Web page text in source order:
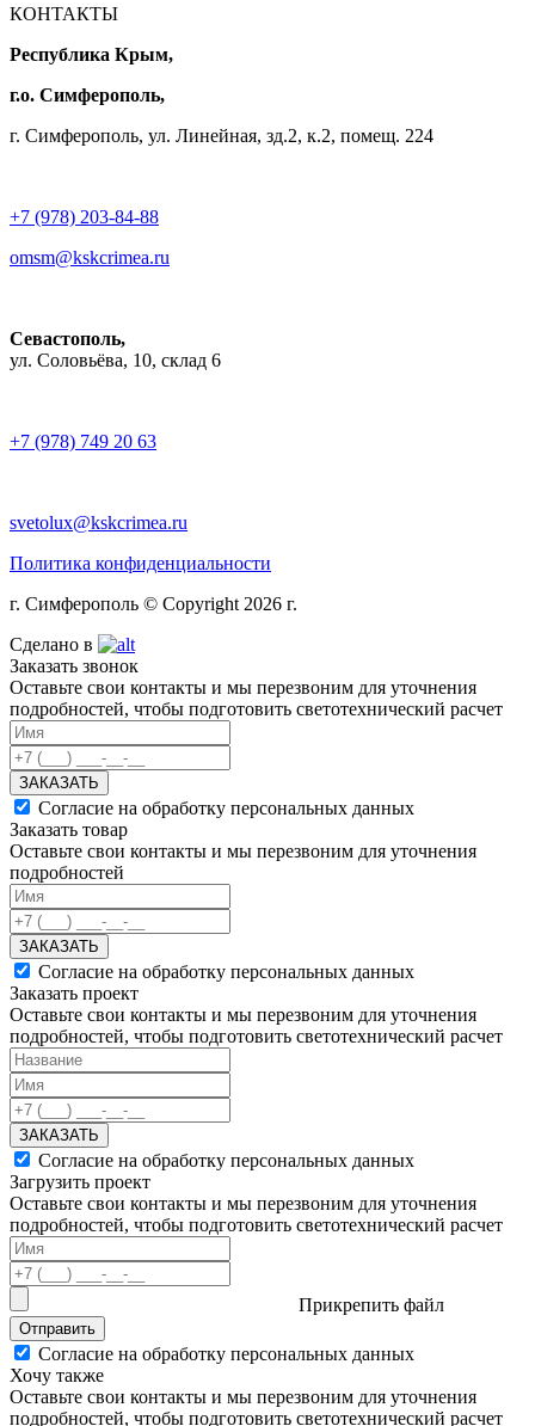
КОНТАКТЫ
Республика Крым,
г.о. Симферополь,
г. Симферополь, ул. Линейная, зд.2, к.2, помещ. 224
+7 (978) 203-84-88
omsm@kskcrimea.ru
Севастополь,
ул. Соловьёва, 10, склад 6
+7 (978) 749 20 63
svetolux@kskcrimea.ru
Политика конфиденциальности
г. Симферополь © Copyright 2026 г.
Сделано в
Заказать звонок
Оставьте свои контакты и мы перезвоним для уточнения
подробностей, чтобы подготовить светотехнический расчет
ЗАКАЗАТЬ
Согласие на обработку персональных данных
Заказать товар
Оставьте свои контакты и мы перезвоним для уточнения
подробностей
ЗАКАЗАТЬ
Согласие на обработку персональных данных
Заказать проект
Оставьте свои контакты и мы перезвоним для уточнения
подробностей, чтобы подготовить светотехнический расчет
ЗАКАЗАТЬ
Согласие на обработку персональных данных
Загрузить проект
Оставьте свои контакты и мы перезвоним для уточнения
подробностей, чтобы подготовить светотехнический расчет
Прикрепить файл
Отправить
Согласие на обработку персональных данных
Хочу также
Оставьте свои контакты и мы перезвоним для уточнения
подробностей, чтобы подготовить светотехнический расчет